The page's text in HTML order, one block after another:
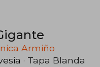
Armiño
· Tapa Blanda